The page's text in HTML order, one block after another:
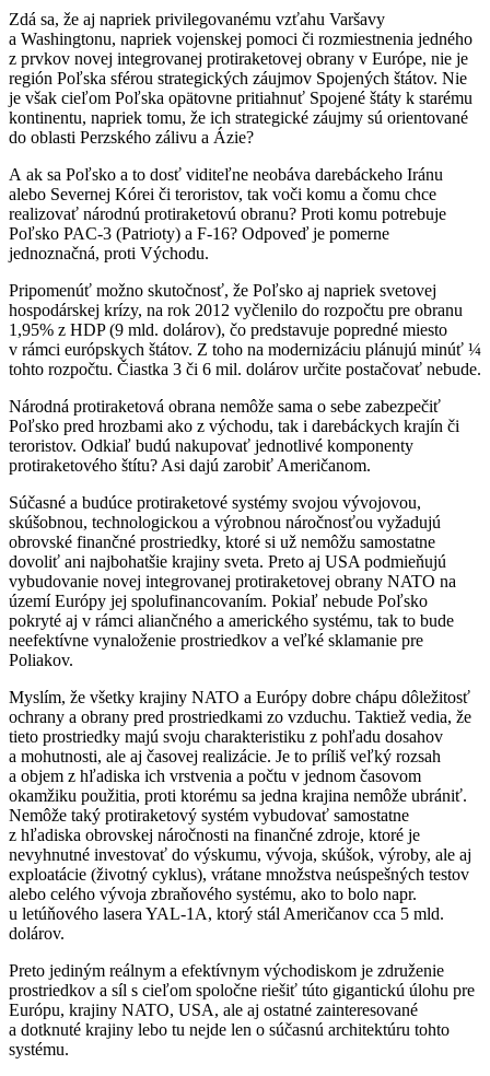
Zdá sa, že aj napriek privilegovanému vzťahu Varšavy
a Washingtonu, napriek vojenskej pomoci či rozmiestnenia jedného
z prvkov novej integrovanej protiraketovej obrany v Európe, nie je
región Poľska sférou strategických záujmov Spojených štátov. Nie
je však cieľom Poľska opätovne pritiahnuť Spojené štáty k starému
kontinentu, napriek tomu, že ich strategické záujmy sú orientované
do oblasti Perzského zálivu a Ázie?
A ak sa Poľsko a to dosť viditeľne neobáva darebáckeho Iránu
alebo Severnej Kórei či teroristov, tak voči komu a čomu chce
realizovať národnú protiraketovú obranu? Proti komu potrebuje
Poľsko PAC-3 (Patrioty) a F-16? Odpoveď je pomerne
jednoznačná, proti Východu.
Pripomenúť možno skutočnosť, že Poľsko aj napriek svetovej
hospodárskej krízy, na rok 2012 vyčlenilo do rozpočtu pre obranu
1,95% z HDP (9 mld. dolárov), čo predstavuje popredné miesto
v rámci európskych štátov. Z toho na modernizáciu plánujú minúť ¼
tohto rozpočtu. Čiastka 3 či 6 mil. dolárov určite postačovať nebude.
Národná protiraketová obrana nemôže sama o sebe zabezpečiť
Poľsko pred hrozbami ako z východu, tak i darebáckych krajín či
teroristov. Odkiaľ budú nakupovať jednotlivé komponenty
protiraketového štítu? Asi dajú zarobiť Američanom.
Súčasné a budúce protiraketové systémy svojou vývojovou,
skúšobnou, technologickou a výrobnou náročnosťou vyžadujú
obrovské finančné prostriedky, ktoré si už nemôžu samostatne
dovoliť ani najbohatšie krajiny sveta. Preto aj USA podmieňujú
vybudovanie novej integrovanej protiraketovej obrany NATO na
území Európy jej spolufinancovaním. Pokiaľ nebude Poľsko
pokryté aj v rámci aliančného a amerického systému, tak to bude
neefektívne vynaloženie prostriedkov a veľké sklamanie pre
Poliakov.
Myslím, že všetky krajiny NATO a Európy dobre chápu dôležitosť
ochrany a obrany pred prostriedkami zo vzduchu. Taktiež vedia, že
tieto prostriedky majú svoju charakteristiku z pohľadu dosahov
a mohutnosti, ale aj časovej realizácie. Je to príliš veľký rozsah
a objem z hľadiska ich vrstvenia a počtu v jednom časovom
okamžiku použitia, proti ktorému sa jedna krajina nemôže ubrániť.
Nemôže taký protiraketový systém vybudovať samostatne
z hľadiska obrovskej náročnosti na finančné zdroje, ktoré je
nevyhnutné investovať do výskumu, vývoja, skúšok, výroby, ale aj
exploatácie (životný cyklus), vrátane množstva neúspešných testov
alebo celého vývoja zbraňového systému, ako to bolo napr.
u letúňového lasera YAL-1A, ktorý stál Američanov cca 5 mld.
dolárov.
Preto jediným reálnym a efektívnym východiskom je združenie
prostriedkov a síl s cieľom spoločne riešiť túto gigantickú úlohu pre
Európu, krajiny NATO, USA, ale aj ostatné zainteresované
a dotknuté krajiny lebo tu nejde len o súčasnú architektúru tohto
systému.